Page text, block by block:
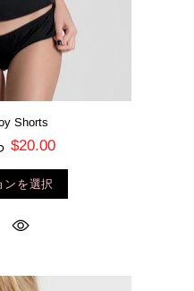
Shorts
$20.00
ンを選択